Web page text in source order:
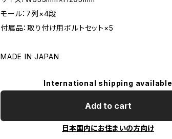
モール：7列×4段
付属品：取り付け用ボルトセット×5
MADE IN JAPAN
International shipping available
Add to cart
日本国内にお住まいの方向け